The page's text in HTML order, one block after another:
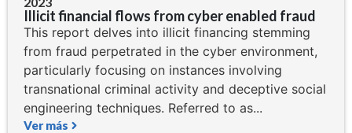
Illicit financial flows from cyber enabled fraud
This report delves into illicit financing stemming
from fraud perpetrated in the cyber environment,
particularly focusing on instances involving
transnational criminal activity and deceptive social
engineering techniques. Referred to as...
Ver más